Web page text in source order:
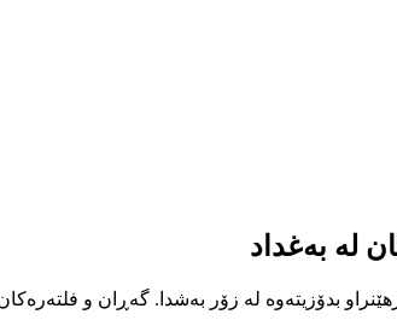
لە بەغداد
بدۆزیتەوە لە زۆر بەشدا. گەڕان و